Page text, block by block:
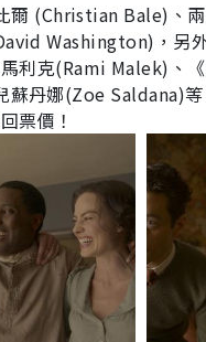
爾 (Christian Bale)、
Washington)，另
利克(Rami Malek)、
丹娜(Zoe Saldana)
票價！